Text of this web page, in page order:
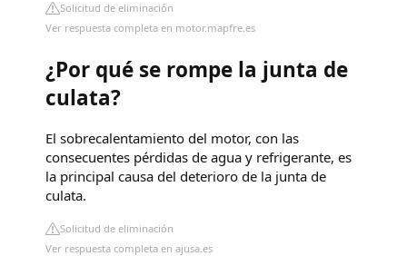
Solicitud de eliminación
Ver respuesta completa en motor.mapfre.es
¿Por qué se rompe la junta de
culata?
El sobrecalentamiento del motor, con las
consecuentes pérdidas de agua y refrigerante, es
la principal causa del deterioro de la junta de
culata.
Solicitud de eliminación
Ver respuesta completa en ajusa.es